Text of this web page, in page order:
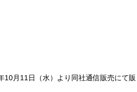
月11日（水）より同社通信販売にて販